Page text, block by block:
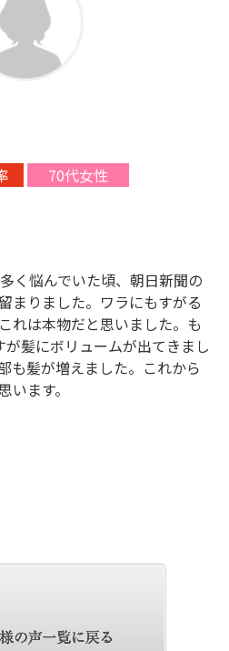
70代女性
く悩んでいた頃、朝日新聞の
まりました。ワラにもすがる
れは本物だと思いました。も
髪にボリュームが出てきまし
も髪が増えました。これから
ます。